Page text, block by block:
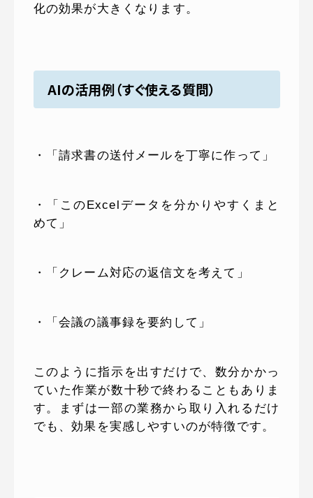
化の効果が大きくなります。
AIの活用例（すぐ使える質問）
・「請求書の送付メールを丁寧に作って」
・「このExcelデータを分かりやすくまと
めて」
・「クレーム対応の返信文を考えて」
・「会議の議事録を要約して」
このように指示を出すだけで、数分かかっ
ていた作業が数十秒で終わることもありま
す。まずは一部の業務から取り入れるだけ
でも、効果を実感しやすいのが特徴です。